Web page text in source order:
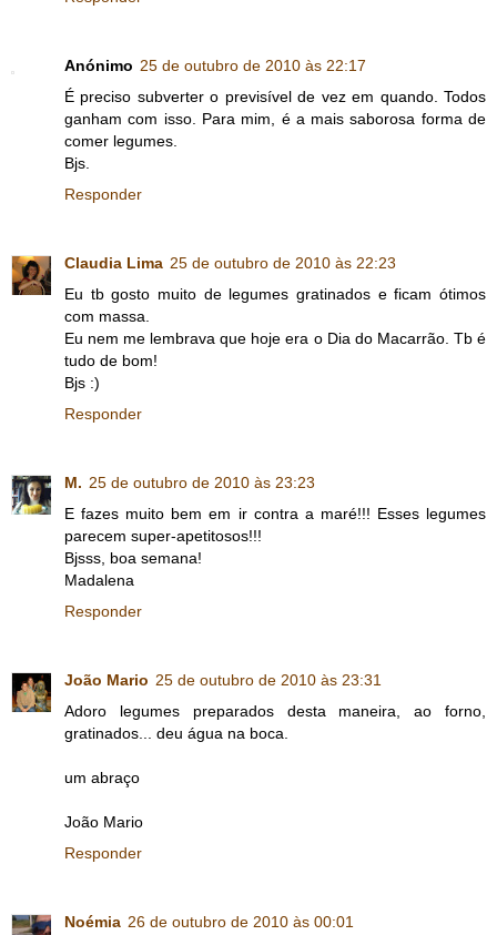
Anónimo 25 de outubro de 2010 às 22:17
É preciso subverter o previsível de vez em quando. Todos
ganham com isso. Para mim, é a mais saborosa forma de
comer legumes.
Bjs.
Responder
Claudia Lima 25 de outubro de 2010 às 22:23
Eu tb gosto muito de legumes gratinados e ficam ótimos
com massa.
Eu nem me lembrava que hoje era o Dia do Macarrão. Tb é
tudo de bom!
Bjs :)
Responder
M. 25 de outubro de 2010 às 23:23
E fazes muito bem em ir contra a maré!!! Esses legumes
parecem super-apetitosos!!!
Bjsss, boa semana!
Madalena
Responder
João Mario 25 de outubro de 2010 às 23:31
Adoro legumes preparados desta maneira, ao forno,
gratinados... deu água na boca.
um abraço
João Mario
Responder
Noémia 26 de outubro de 2010 às 00:01